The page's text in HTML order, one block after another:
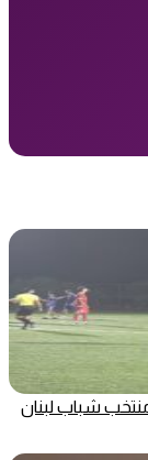
شباب لبنان